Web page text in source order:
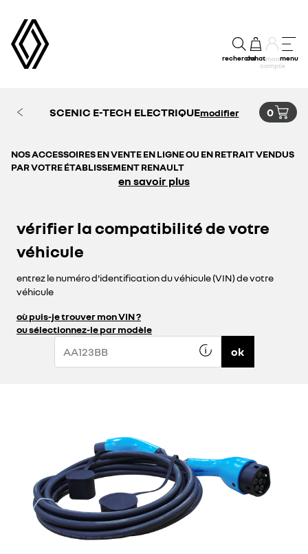
rechercheachatmon
compte
menu
SCENIC E-TECH ELECTRIQUEmodifier 0
NOS ACCESSOIRES EN VENTE EN LIGNE OU EN RETRAIT VENDUS
PAR VOTRE ÉTABLISSEMENT RENAULT
en savoir plus
vérifier la compatibilité de votre
véhicule
entrez le numéro d'identification du véhicule (VIN) de votre
véhicule
où puis-je trouver mon VIN ?
ou sélectionnez-le par modèle
ok